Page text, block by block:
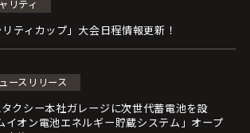
リティ
リティカップ」大会日程情報更新！
ースリリース
クシー本社ガレージに次世代蓄電池を設
イオン電池エネルギー貯蔵システム」オープ